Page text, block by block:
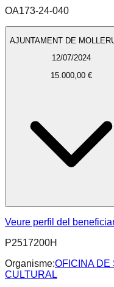
OA173-24-040
AJUNTAMENT DE
12/07/2024
15.000,00 €
Veure perfil del
P2517200H
Organisme:OFICINA DE
CULTURAL